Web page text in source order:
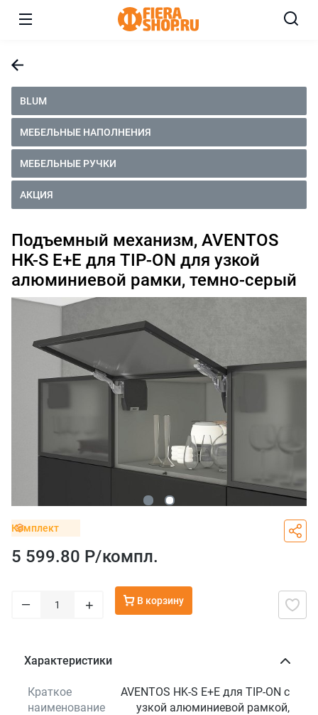
BLUM
МЕБЕЛЬНЫЕ НАПОЛНЕНИЯ
МЕБЕЛЬНЫЕ РУЧКИ
АКЦИЯ
Подъемный механизм, AVENTOS
HK-S E+E для TIP-ON для узкой
алюминиевой рамки, темно-серый
Комплект
5 599.80 Р/компл.
– + В корзину
Характеристики
Краткое
наименование
AVENTOS HK-S E+E для TIP-ON с
узкой алюминиевой рамкой,